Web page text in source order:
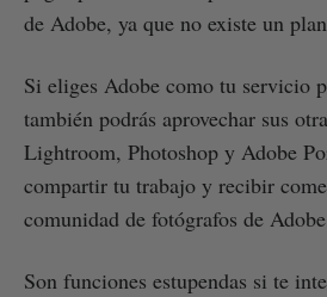
de Adobe, ya que no existe un
Si eliges Adobe como tu servicio
también podrás aprovechar sus
Lightroom, Photoshop y Adobe
compartir tu trabajo y recibir
comunidad de fotógrafos de
Son funciones estupendas si te